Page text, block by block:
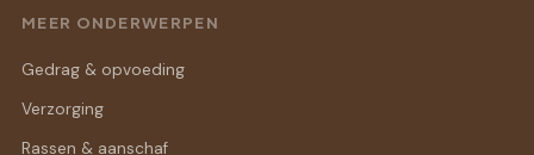
MEER ONDERWERPEN
Gedrag & opvoeding
Verzorging
Rassen & aanschaf